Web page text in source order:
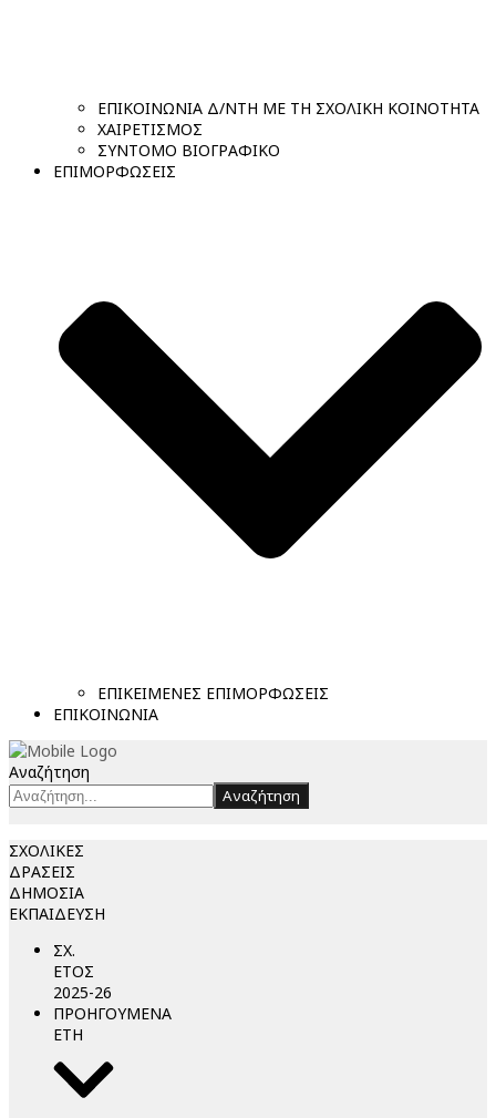
ΕΠΙΚΟΙΝΩΝΙΑ Δ/ΝΤΗ ΜΕ ΤΗ ΣΧΟΛΙΚΗ ΚΟΙΝΟΤΗΤΑ
ΧΑΙΡΕΤΙΣΜΟΣ
ΣΥΝΤΟΜΟ ΒΙΟΓΡΑΦΙΚΟ
ΕΠΙΜΟΡΦΩΣΕΙΣ
ΕΠΙΚΕΙΜΕΝΕΣ ΕΠΙΜΟΡΦΩΣΕΙΣ
ΕΠΙΚΟΙΝΩΝΙΑ
Αναζήτηση
Αναζήτηση
ΣΧΟΛΙΚΕΣ
ΔΡΑΣΕΙΣ
ΔΗΜΟΣΙΑ
ΕΚΠΑΙΔΕΥΣΗ
ΣΧ.
ΕΤΟΣ
2025-26
ΠΡΟΗΓΟΥΜΕΝΑ
ΕΤΗ